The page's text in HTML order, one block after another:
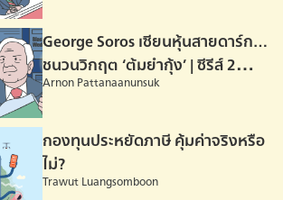
George Soros เซียนหุ้นสายดาร์ก…
ชนวนวิกฤต ‘ต้มยำกุ้ง’ | ซีรีส์ 2
Episode 07
Arnon Pattanaanunsuk
กองทุนประหยัดภาษี คุ้มค่าจริงหรือ
ไม่?
Trawut Luangsomboon